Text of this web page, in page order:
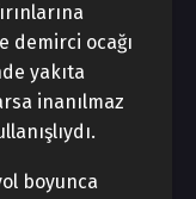
demirci ocağı
yakıta
inanılmaz
boyunca